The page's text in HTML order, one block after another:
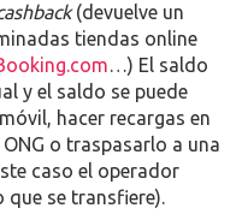
(devuelve un
tiendas online
…) El saldo
y el saldo se puede
hacer recargas en
o traspasarlo a una
caso el operador
que se transfiere).